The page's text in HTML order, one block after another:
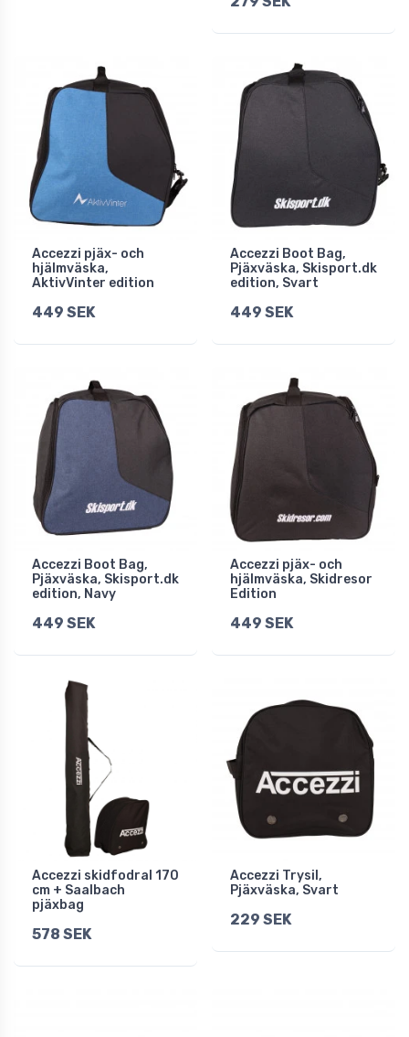
Accezzi pjäx- och
hjälmväska,
AktivVinter edition
449 SEK
Accezzi Boot Bag,
Pjäxväska, Skisport.dk
edition, Svart
449 SEK
Accezzi Boot Bag,
Pjäxväska, Skisport.dk
edition, Navy
449 SEK
Accezzi pjäx- och
hjälmväska, Skidresor
Edition
449 SEK
Accezzi skidfodral 170
cm + Saalbach
pjäxbag
578 SEK
Accezzi Trysil,
Pjäxväska, Svart
229 SEK